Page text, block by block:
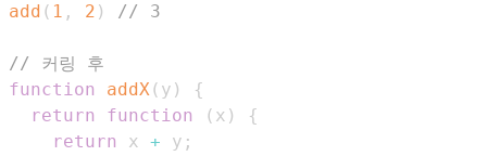
add ( 1 , 2 ) // 3
// 커링 후
function
addX( y )
{
return
function ( x )
{
return
x + y ;